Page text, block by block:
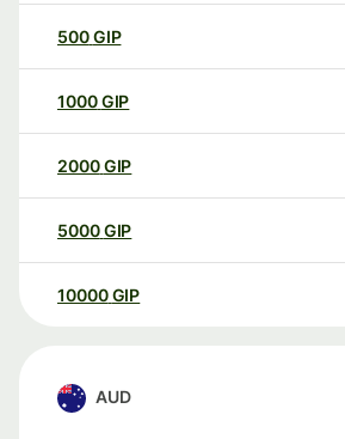
500GIP
1000GIP
2000GIP
5000GIP
10000 GIP
AUD